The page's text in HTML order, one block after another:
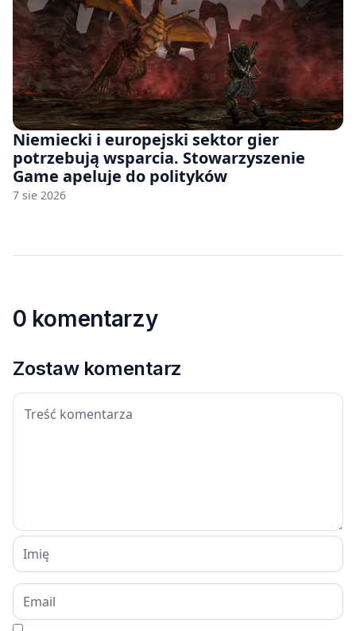
Niemiecki i europejski sektor gier
potrzebują wsparcia. Stowarzyszenie
Game apeluje do polityków
7 sie 2026
0 komentarzy
Zostaw komentarz